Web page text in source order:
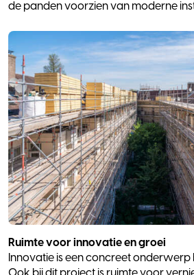
de panden voorzien van moderne
Ruimte voor innovatie en groei
Innovatie is een concreet onderwerp